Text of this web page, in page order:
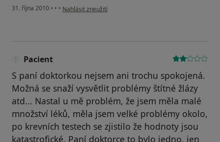
31. října 2010 • • • podle názoru uživatele Pacient
Nahlásit zneužití
Pacient
S paní doktorkou nejsem ani trochu spokojená.
Možná se snaží vysvětlit problémy štítné žlázy
atd... Nastal u mě problém, že jsem měla malé
množství léků, měla jsem velké problémy okolo,
po krevních testech se zjistilo že hodnoty jsou
katastrofické. Paní doktorce to bylo jedno, jen